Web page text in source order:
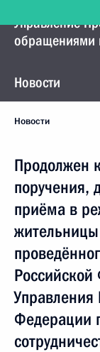
Управление
обращениями
Новости
Новости
Продолжен
поручения,
приёма в
жительницы
Управления
Федерации